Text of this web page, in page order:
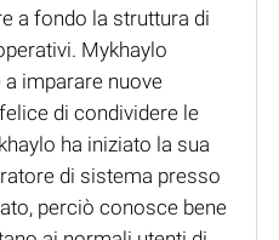
a fondo la struttura di
Mykhaylo
imparare nuove
di condividere le
ha iniziato la sua
di sistema presso
perciò conosce bene